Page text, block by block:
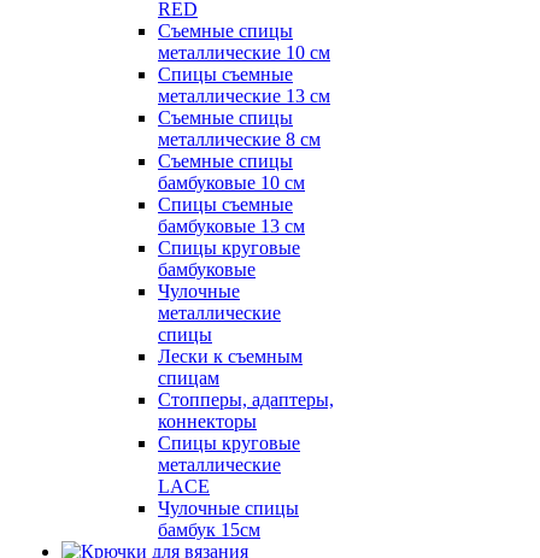
RED
Съемные спицы
металлические 10 см
Спицы съемные
металлические 13 см
Съемные спицы
металлические 8 см
Съемные спицы
бамбуковые 10 см
Спицы съемные
бамбуковые 13 см
Спицы круговые
бамбуковые
Чулочные
металлические
спицы
Лески к съемным
спицам
Стопперы, адаптеры,
коннекторы
Спицы круговые
металлические
LACE
Чулочные спицы
бамбук 15см